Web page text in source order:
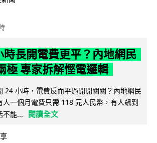
時長開電費更平？內地網民
極 專家拆解慳電邏輯
24 小時，電費反而平過開開關關？內地網民
人一個月電費只需 118 元人民幣，有人飆到
不能...
閱讀全文